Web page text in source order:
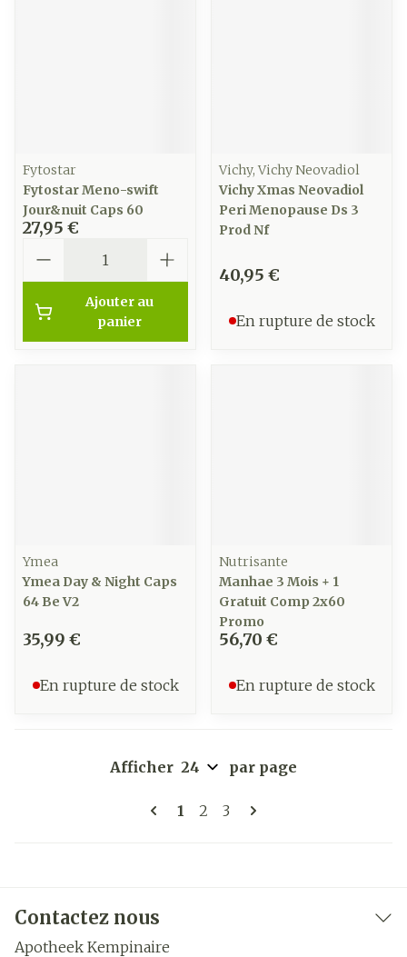
Fytostar
Fytostar Meno-swift
Jour&nuit Caps 60
27,95 €
Ajouter au
panier
Vichy, Vichy Neovadiol
Vichy Xmas Neovadiol
Peri Menopause Ds 3
Prod Nf
40,95 €
En rupture de stock
Ymea
Ymea Day & Night Caps
64 Be V2
35,99 €
En rupture de stock
Nutrisante
Manhae 3 Mois + 1
Gratuit Comp 2x60
Promo
56,70 €
En rupture de stock
Pages
Vous lisez actuellement la
1 Page
2 Page
3
Afficher par page
Contactez nous
Apotheek Kempinaire